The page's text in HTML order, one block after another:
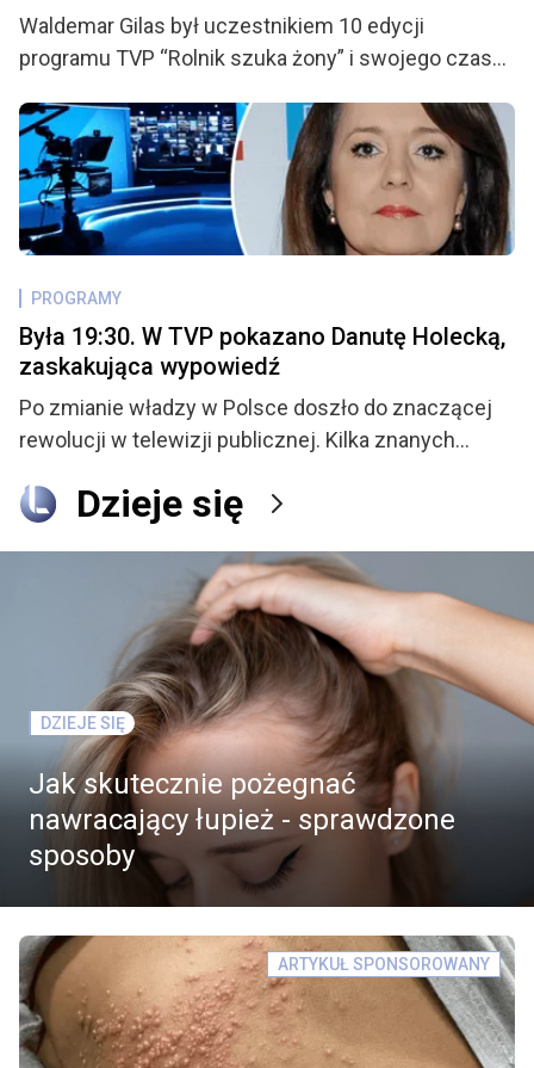
Waldemar Gilas był uczestnikiem 10 edycji
programu TVP “Rolnik szuka żony” i swojego czasu
wydarzeniach z finału znowu było o nim głośno,
kiedy to związał się z kandydatką, którą wcześniej
odrzucił. Teraz para doczekała się swojego
pierwszego dziecka i regularnie informuje swoich
fanów co u nich słychać. Ostatnio Waldek rozważa
poddanie się zabiegowi chirurgicznemu, już
niewiele dzieli go od podjęcia ostatecznej decyzji.
PROGRAMY
Była 19:30. W TVP pokazano Danutę Holecką,
zaskakująca wypowiedź
Po zmianie władzy w Polsce doszło do znaczącej
rewolucji w telewizji publicznej. Kilka znanych
metamorfozę. W tym samym czasie znaczenie na
Teraz obaj nadawcy ostro ze sobą konkurują i nie
przebierają przy tym w środkach. Tym razem to TVP
wyciągnęło działa i skierowało je przeciwko
prezenterce, która przez lata była twarzą stacji.
Dzieje się
DZIEJE SIĘ
Jak skutecznie pożegnać
nawracający łupież - sprawdzone
sposoby
ARTYKUŁ SPONSOROWANY